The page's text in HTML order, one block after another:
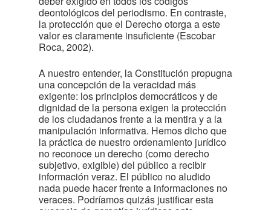
deontológicos del periodismo. En contraste,
la protección que el Derecho otorga a este
valor es claramente insuficiente (Escobar
Roca, 2002).
A nuestro entender, la Constitución propugna
una concepción de la veracidad más
exigente: los principios democráticos y de
dignidad de la persona exigen la protección
de los ciudadanos frente a la mentira y a la
manipulación informativa. Hemos dicho que
la práctica de nuestro ordenamiento jurídico
no reconoce un derecho (como derecho
subjetivo, exigible) del público a recibir
información veraz. El público no aludido
nada puede hacer frente a informaciones no
veraces. Podríamos quizás justificar esta